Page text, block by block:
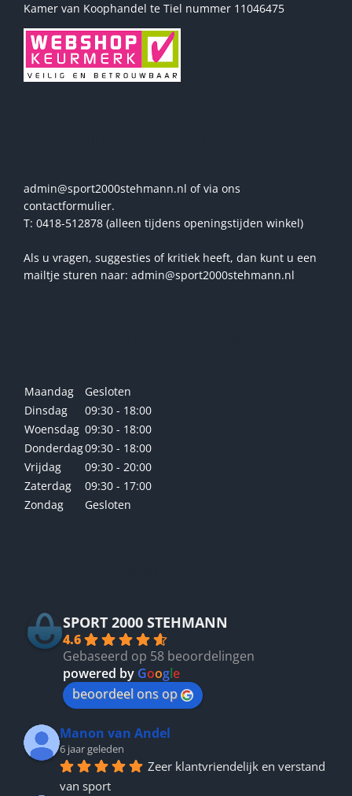
Kamer van Koophandel te Tiel nummer 11046475
admin@sport2000stehmann.nl of via ons
contactformulier.
T: 0418-512878 (alleen tijdens openingstijden winkel)
Als u vragen, suggesties of kritiek heeft, dan kunt u een
mailtje sturen naar: admin@sport2000stehmann.nl
Maandag
Gesloten
Dinsdag
09:30 - 18:00
Woensdag 09:30 - 18:00
Donderdag09:30 - 18:00
Vrijdag
09:30 - 20:00
Zaterdag
09:30 - 17:00
Zondag
Gesloten
SPORT 2000 STEHMANN
4.6
Gebaseerd op 58 beoordelingen
powered by Google
beoordeel ons op
Manon van Andel
6 jaar geleden
Zeer klantvriendelijk en verstand
van sport